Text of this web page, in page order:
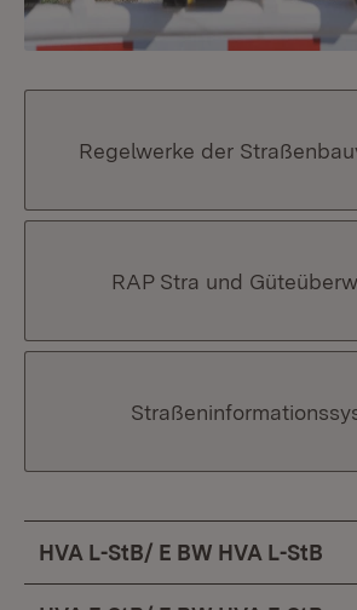
Regelwerke der
RAP Stra und
HVA L-StB/ E BW HVA L-StB